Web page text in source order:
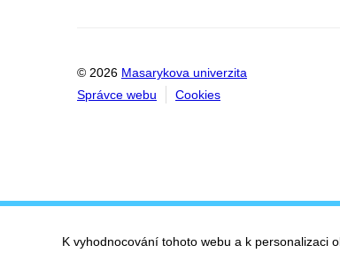
© 2026 Masarykova univerzita
Správce webu
Cookies
K vyhodnocování tohoto webu a k personalizaci